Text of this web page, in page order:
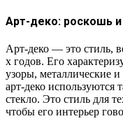
Арт-деко: роскошь
Арт-деко — это стиль,
х годов. Его
узоры, металлические
арт-деко используются
стекло. Это стиль для
чтобы его интерьер